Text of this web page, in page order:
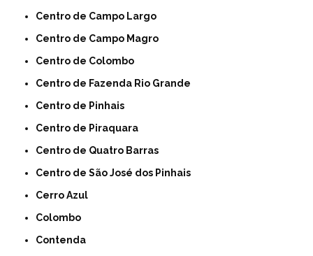
Centro de Campo Largo
Centro de Campo Magro
Centro de Colombo
Centro de Fazenda Rio Grande
Centro de Pinhais
Centro de Piraquara
Centro de Quatro Barras
Centro de São José dos Pinhais
Cerro Azul
Colombo
Contenda